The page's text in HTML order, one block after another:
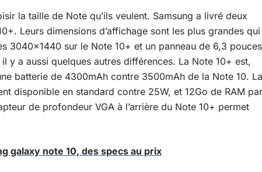
la taille de Note qu’ils veulent. Samsung a livré deux
Leurs dimensions d’affichage sont les plus grandes qui
3040×1440 sur le Note 10+ et un panneau de 6,3 pouces
y a aussi quelques autres différences. La Note 10+ est,
batterie de 4300mAh contre 3500mAh de la Note 10. La
disponible en standard contre 25W, et 12Go de RAM par
de profondeur VGA à l’arrière du Note 10+ permet
galaxy note 10, des specs au prix